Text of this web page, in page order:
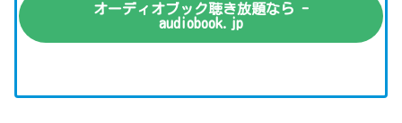
オーディオブック聴き放題なら -
audiobook.jp